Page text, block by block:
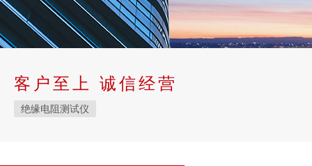
客户至上 诚信经营
绝缘电阻测试仪